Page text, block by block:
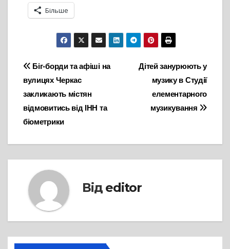
Більше
Навігація
записів
Дітей занурюють у
музику в Студії
елементарного
музикування
Біг-борди та афіші на
вулицях Черкас
закликають містян
відмовитись від ІНН та
біометрики
Від editor